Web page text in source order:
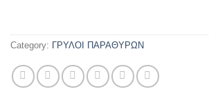
Category: ΓΡΥΛΟΙ ΠΑΡΑΘΥΡΩΝ